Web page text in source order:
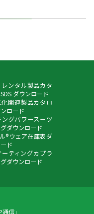
レンタル製品カタ
SDS ダウンロード
関連製品カタロ
ロード
ングパワースーツ
ダウンロード
®ウェア在庫表ダ
ド
ーティングカプラ
ダウンロード
信」